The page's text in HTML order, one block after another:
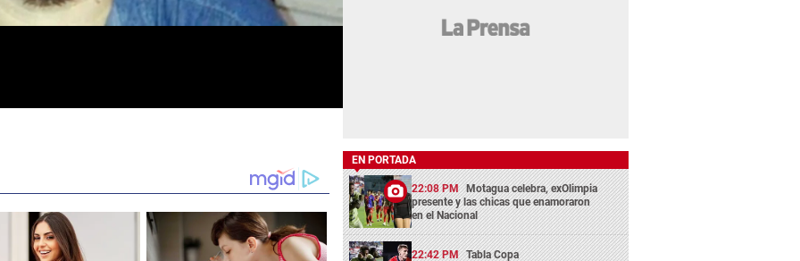
EN PORTADA
22:08 PM Motagua celebra, exOlimpia
presente y las chicas que enamoraron
en el Nacional
22:42 PM Tabla Copa